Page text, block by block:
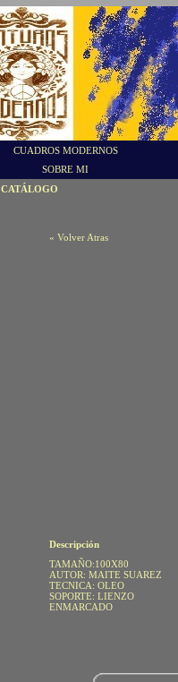
CUADROS MODERNOS
SOBRE MI
CATÁLOGO
« Volver Atras
Descripción
TAMAÑO:100X80
AUTOR: MAITE SUAREZ
TECNICA: OLEO
SOPORTE: LIENZO
ENMARCADO